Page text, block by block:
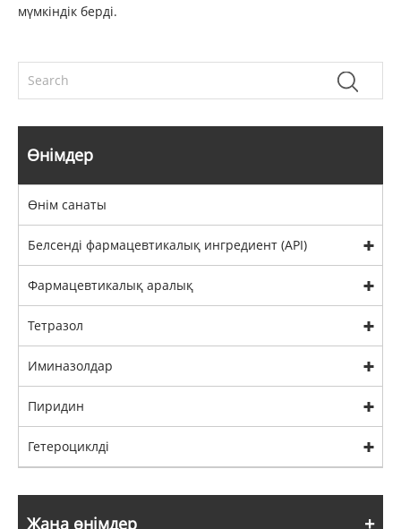
мүмкіндік берді.
Өнімдер
Өнім санаты
Белсенді фармацевтикалық ингредиент (API)
Фармацевтикалық аралық
Тетразол
Иминазолдар
Пиридин
Гетероциклді
Жаңа өнімдер